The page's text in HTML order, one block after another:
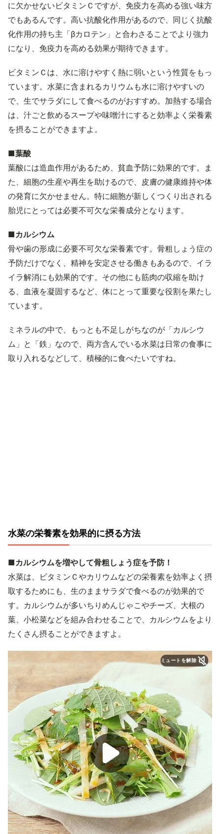
に欠かせないビタミンＣですが、免疫力を高める強い味方
でもあるんです。高い抗酸化作用があるので、同じく抗酸
化作用の持ち主「βカロテン」と合わさることでより強力
になり、免疫力を高める効果が期待できます。
ビタミンＣは、水に溶けやすく熱に弱いという性質をもっ
ています。水菜に含まれるカリウムも水に溶けやすいの
で、生でサラダにして食べるのがおすすめ。加熱する場合
は、汁ごと飲めるスープや味噌汁にすると効率よく栄養素
を摂ることができますよ。
■葉酸
葉酸には造血作用があるため、貧血予防に効果的です。ま
た、細胞の生産や再生を助けるので、皮膚の健康維持や体
の発育に欠かせません。特に細胞が新しくつくり出される
胎児にとっては必要不可欠な栄養成分となります。
■カルシウム
骨や歯の形成に必要不可欠な栄養素です。骨粗しょう症の
予防だけでなく、精神を安定させる働きもあるので、イラ
イラ解消にも効果的です。その他にも筋肉の収縮を助け
る、血液を凝固するなど、体にとって重要な役割を果たし
ています。
ミネラルの中で、もっとも不足しがちなのが「カルシウ
ム」と「鉄」なので、両方含んでいる水菜は日常の食事に
取り入れるなどして、積極的に食べたいですね。
水菜の栄養素を効果的に摂る方法
■カルシウムを増やして骨粗しょう症を予防！
水菜は、ビタミンＣやカリウムなどの栄養素を効率よく摂
取するためにも、生のままサラダで食べるのが効果的で
す。カルシウムが多いちりめんじゃこやチーズ、大根の
葉、小松菜などを組み合わせることで、カルシウムをより
たくさん摂ることができますよ。
ミュートを解除